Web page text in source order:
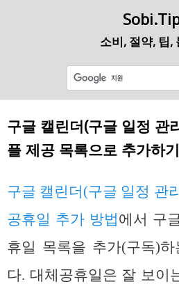
소비, 절약, 팁,
구글 캘린더(구글 일정 관
플 제공 목록으로 추가하기
구글 캘린더(구글 일정 관
공휴일 추가 방법에서 구
휴일 목록을 추가(구독)
다. 대체공휴일은 잘 보이